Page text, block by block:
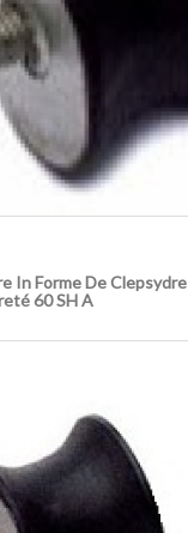
In Forme De
60 SH A